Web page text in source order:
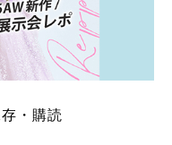
・購読